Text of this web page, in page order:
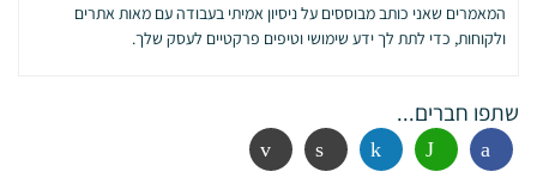
המאמרים שאני כותב מבוססים על ניסיון אמיתי בעבודה עם מאות אתרים
ולקוחות, כדי לתת לך ידע שימושי וטיפים פרקטיים לעסק שלך.
שתפו חברים...
פייסבוק ווטסאפ לינקדין הדפסה אימייל